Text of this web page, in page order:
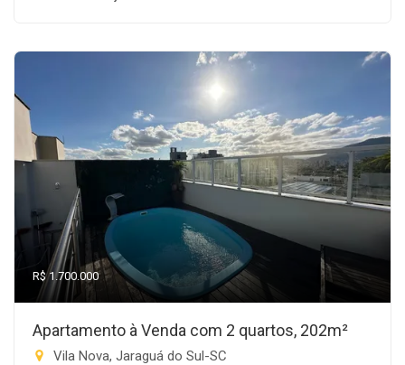
R$ 1.700.000
Apartamento à Venda com 2 quartos, 202m²
Vila Nova, Jaraguá do Sul-SC